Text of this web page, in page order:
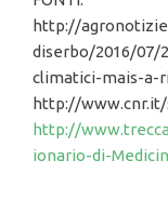
http://
diserbo/2016/07/
climatici-mais-a-
http://www.cnr.it/
http://
ionario-di-